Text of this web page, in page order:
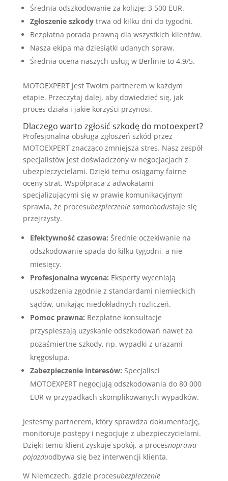
Średnia odszkodowanie za kolizję: 3 500 EUR.
Zgłoszenie szkodytrwa od kilku dni do tygodni.
Bezpłatna porada prawną dla wszystkich klientów.
Nasza ekipa ma dziesiątki udanych spraw.
Średnia ocena naszych usług w Berlinie to 4.9/5.
MOTOEXPERT jest Twoim partnerem w każdym
etapie. Przeczytaj dalej, aby dowiedzieć się, jak
proces działa i jakie korzyści przynosi.
Dlaczego warto zgłosić szkodę do motoexpert?
Profesjonalna obsługa zgłoszeń szkód przez
MOTOEXPERT znacząco zmniejsza stres. Nasz zespół
specjalistów jest doświadczony w negocjacjach z
ubezpieczycielami. Dzięki temu osiągamy fairne
oceny strat. Współpraca z adwokatami
specjalizującymi się w prawie komunikacyjnym
sprawia, że procesubezpieczenie samochodustaje się
przejrzysty.
Efektywność czasowa: Średnie oczekiwanie na
odszkodowanie spada do kilku tygodni, a nie
miesięcy.
Profesjonalna wycena: Eksperty wyceniają
uszkodzenia zgodnie z standardami niemieckich
sądów, unikając niedokładnych rozliczeń.
Pomoc prawna: Bezpłatne konsultacje
przyspieszają uzyskanie odszkodowań nawet za
pozaśmiertne szkody, np. wypadki z urazami
kręgosłupa.
Zabezpieczenie interesów: Specjalisci
MOTOEXPERT negocjują odszkodowania do 80 000
EUR w przypadkach skomplikowanych wypadków.
Jesteśmy partnerem, który sprawdza dokumentację,
monitoruje postępy i negocjuje z ubezpieczycielami.
Dzięki temu klient zyskuje spokój, a procesnaprawa
pojazduodbywa się bez interwencji klienta.
W Niemczech, gdzie procesubezpieczenie